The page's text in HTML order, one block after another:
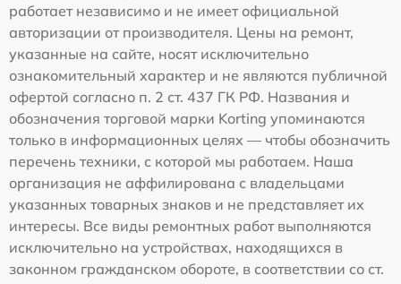
работает независимо и не имеет официальной
авторизации от производителя. Цены на ремонт,
указанные на сайте, носят исключительно
ознакомительный характер и не являются публичной
офертой согласно п. 2 ст. 437 ГК РФ. Названия и
обозначения торговой марки Korting упоминаются
только в информационных целях — чтобы обозначить
перечень техники, с которой мы работаем. Наша
организация не аффилирована с владельцами
указанных товарных знаков и не представляет их
интересы. Все виды ремонтных работ выполняются
исключительно на устройствах, находящихся в
законном гражданском обороте, в соответствии со ст.